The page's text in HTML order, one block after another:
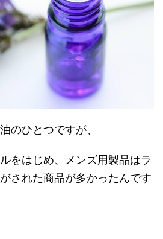
のひとつですが、
をはじめ、メンズ用製品はラ
された商品が多かったんです